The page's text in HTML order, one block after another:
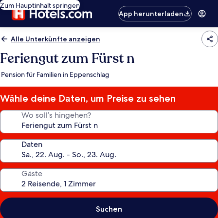
Zum Hauptinhalt springen
App herunterladen
Alle Unterkünfte anzeigen
Feriengut zum Fürst n
Pension für Familien in Eppenschlag
Wähle deine Daten, um Preise zu sehen
Wo soll’s hingehen?
Daten
Gäste
Suchen